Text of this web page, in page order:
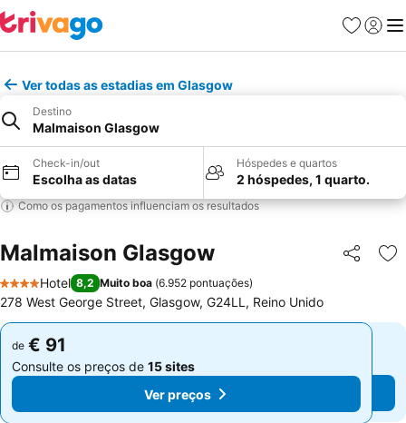
Favoritos
Iniciar
Ver todas as estadias em Glasgow
Destino
Malmaison Glasgow
Check-in/out
Escolha as datas
Hóspedes e quartos
2 hóspedes, 1 quarto.
Como os pagamentos influenciam os resultados
Malmaison Glasgow Partilhar
4 Estrelas
Hotel 8,2 Muito boa (6.952 pontuações)
278 West George Street, Glasgow, G24LL, Reino Unido
de € 91
Consulte os preços de 15 sites
Ver preços
de € 91
Consulte os preços de 15 sites
Ver preços